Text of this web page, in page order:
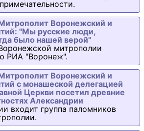
Воронежский и
"Мы русские люди,
было нашей верой"
митрополии
РИА "Воронеж".
Воронежский и
с монашеской делегацией
Церкви посетил древние
Александрии
входит группа паломников